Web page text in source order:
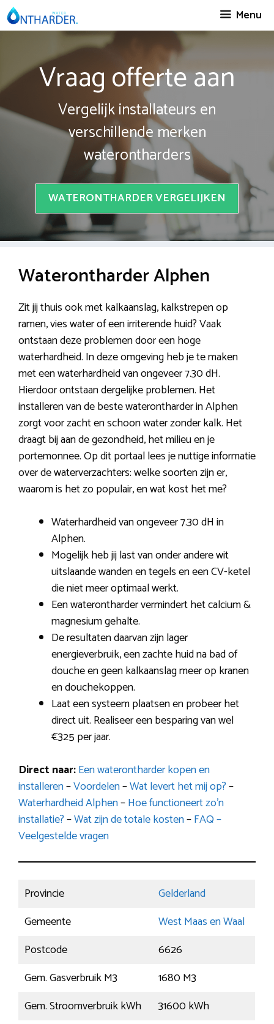
Spring
naar
Menu
Vraag offerte aan
Vergelijk installateurs en
verschillende merken
waterontharders
WATERONTHARDER VERGELIJKEN
Waterontharder Alphen
Zit jij thuis ook met kalkaanslag, kalkstrepen op
ramen, vies water of een irriterende huid? Vaak
ontstaan deze problemen door een hoge
waterhardheid. In deze omgeving heb je te maken
met een waterhardheid van ongeveer 7.30 dH.
Hierdoor ontstaan dergelijke problemen. Het
installeren van de beste waterontharder in Alphen
zorgt voor zacht en schoon water zonder kalk. Het
draagt bij aan de gezondheid, het milieu en je
portemonnee. Op dit portaal lees je nuttige informatie
over de waterverzachters: welke soorten zijn er,
waarom is het zo populair, en wat kost het me?
Waterhardheid van ongeveer 7.30 dH in
Alphen.
Mogelijk heb jij last van onder andere wit
uitslaande wanden en tegels en een CV-ketel
die niet meer optimaal werkt.
Een waterontharder vermindert het calcium &
magnesium gehalte.
De resultaten daarvan zijn lager
energieverbruik, een zachte huid na bad of
douche en geen kalkaanslag meer op kranen
en douchekoppen.
Laat een systeem plaatsen en probeer het
direct uit. Realiseer een besparing van wel
€325 per jaar.
Direct naar:Een waterontharder kopen en
installeren–Voordelen–Wat levert het mij op?–
Waterhardheid Alphen–Hoe functioneert zo’n
installatie?–Wat zijn de totale kosten–FAQ –
Veelgestelde vragen
Provincie
Gelderland
Gemeente
West Maas en Waal
Postcode
6626
Gem. Gasverbruik M3
1680 M3
Gem. Stroomverbruik kWh
31600 kWh